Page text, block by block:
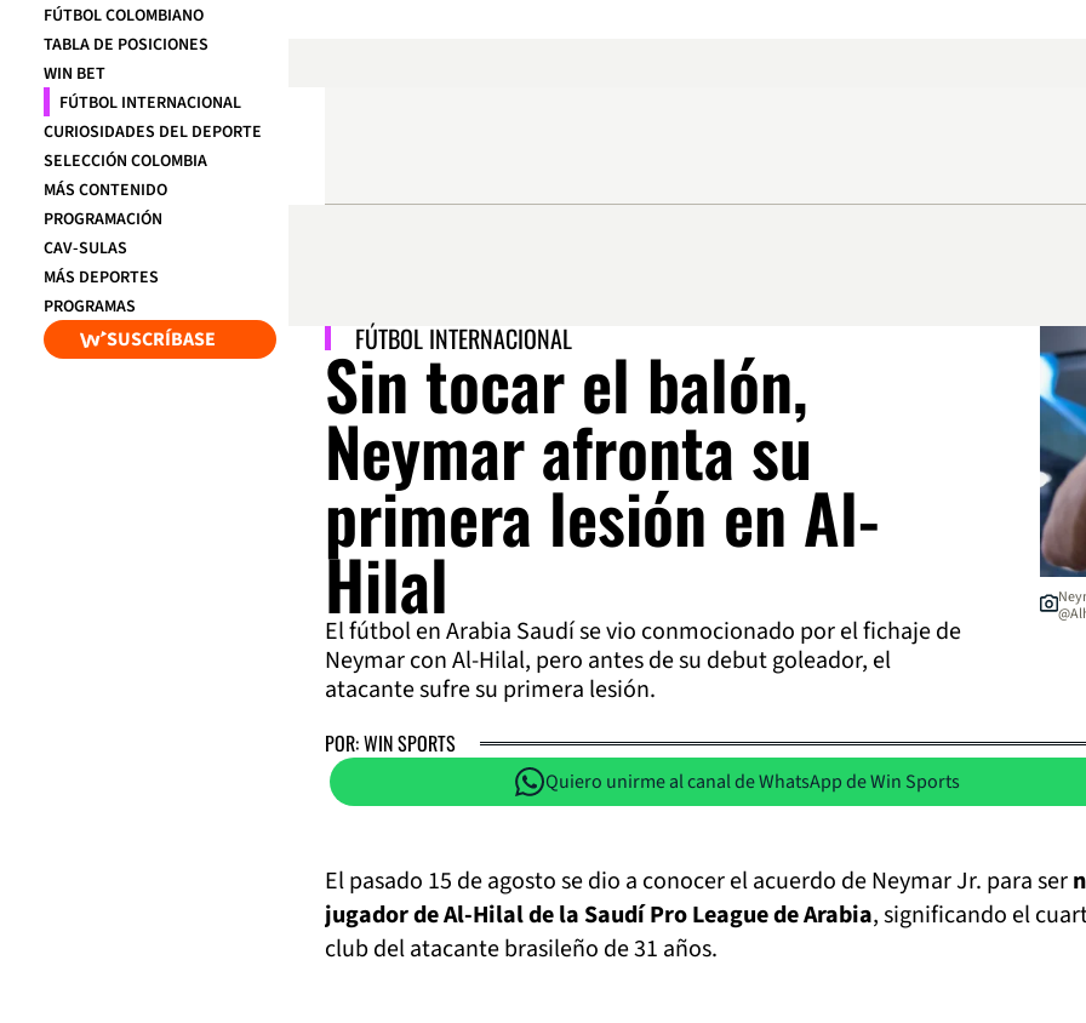
FÚTBOL COLOMBIANO
TABLA DE POSICIONES
WIN BET
FÚTBOL INTERNACIONAL
CURIOSIDADES DEL DEPORTE
SELECCIÓN COLOMBIA
MÁS CONTENIDO
PROGRAMACIÓN
CAV-SULAS
MÁS DEPORTES
PROGRAMAS
SUSCRÍBASE FÚTBOL INTERNACIONAL
Sin tocar el balón,
Neymar afronta su
primera lesión en Al-
Hilal
El fútbol en Arabia Saudí se vio conmocionado por el fichaje de
Neymar con Al-Hilal, pero antes de su debut goleador, el
atacante sufre su primera lesión.
POR: WIN SPORTS
Quiero unirme al canal de WhatsApp de Win Sports
El pasado 15 de agosto se dio a conocer el acuerdo de Neymar Jr. para ser
jugador de Al-Hilal de la Saudí Pro League de Arabia, significando el
club del atacante brasileño de 31 años.